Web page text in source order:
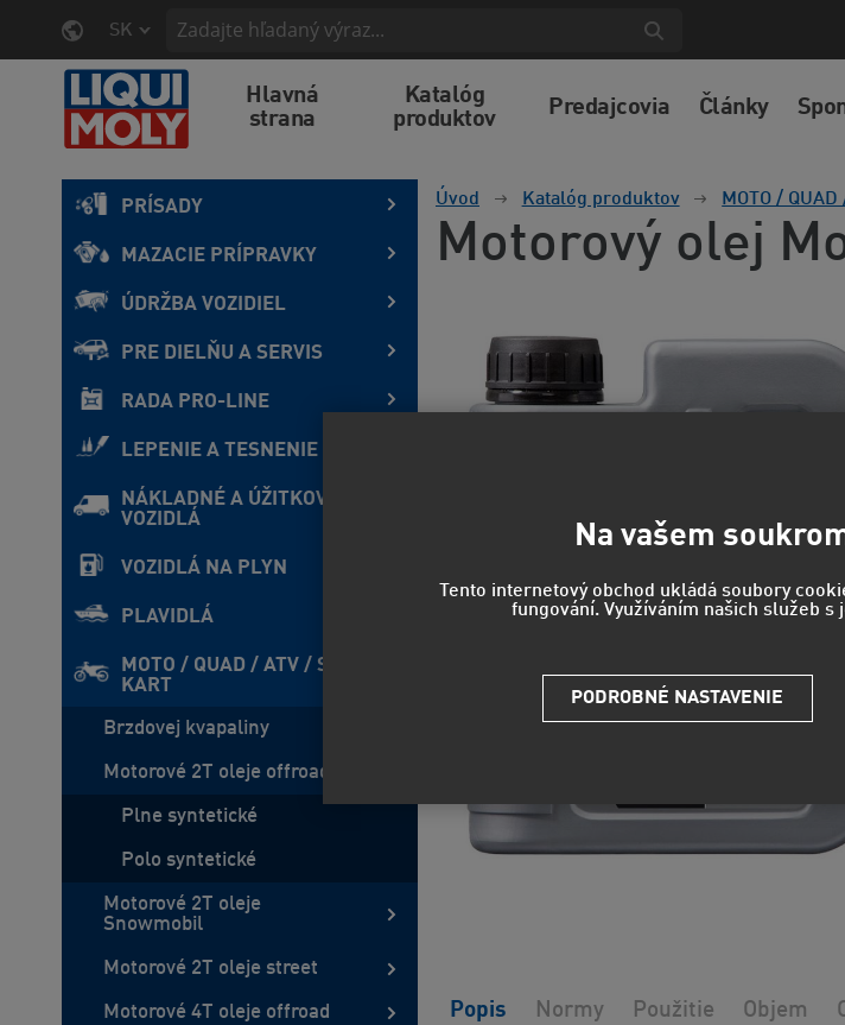
SK
Hlavná
strana
Katalóg
produktov
Predajcovia Články
PRÍSADY
MAZACIE PRÍPRAVKY
ÚDRŽBA VOZIDIEL
PRE DIELŇU A SERVIS
RADA PRO-LINE
LEPENIE A TESNENIE
NÁKLADNÉ A ÚŽITKOVÉ
VOZIDLÁ
VOZIDLÁ NA PLYN
PLAVIDLÁ
MOTO / QUAD / ATV / SxS /
KART
Brzdovej kvapaliny
Motorové 2T oleje offroad
Plne syntetické
Polo syntetické
Motorové 2T oleje
Snowmobil
Motorové 2T oleje street
Motorové 4T oleje offroad
Úvod Katalóg produktov MOTO / QUAD
Motorový olej
Popis Normy Použitie Objem
Na vašem
Tento internetový obchod ukládá soubory
fungování. Využíváním našich služeb
PODROBNÉ NASTAVENIE